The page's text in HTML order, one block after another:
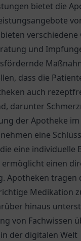
bietet die
und
dass die
auch
darunter
der Apotheke
eine
eine
ermöglicht einen
Apotheken tragen
Medikation
hinaus
von Fachwissen
der digitalen Welt